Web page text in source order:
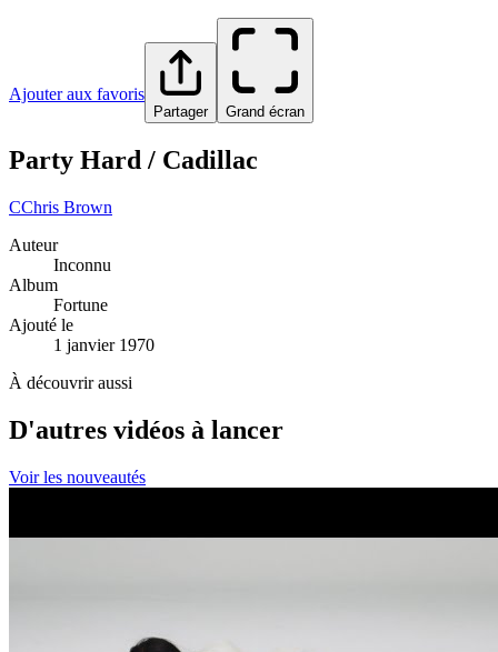
Ajouter aux favoris
Partager Grand écran
Party Hard / Cadillac
CChris Brown
Auteur
Inconnu
Album
Fortune
Ajouté le
1 janvier 1970
À découvrir aussi
D'autres vidéos à lancer
Voir les nouveautés